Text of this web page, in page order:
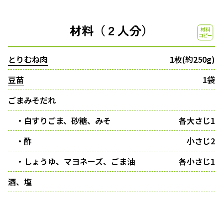
材料（２人分）
とりむね肉
1枚(約250g)
豆苗
1袋
ごまみそだれ
・白すりごま、砂糖、みそ
各大さじ1
・酢
小さじ2
・しょうゆ、マヨネーズ、ごま油
各小さじ1
酒、塩